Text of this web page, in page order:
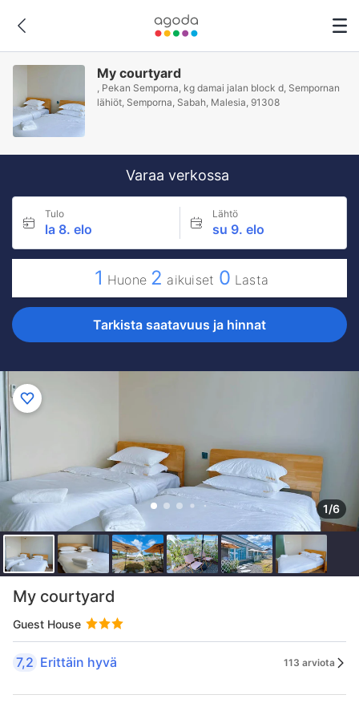
My courtyard
, Pekan Semporna, kg damai jalan block d, Sempornan
lähiöt, Semporna, Sabah, Malesia, 91308
Varaa verkossa
Tulo
la 8. elo
Lähtö
su 9. elo
1 Huone 2 aikuiset 0 Lasta
Tarkista saatavuus ja hinnat
1/6
My courtyard
Guest House
7,2 Erittäin hyvä 113 arviota